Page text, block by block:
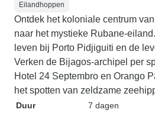
Eilandhoppen
Ontdek het koloniale centrum
naar het mystieke Rubane-
leven bij Porto Pidjiguiti en de
Verken de Bijagos-archipel per
Hotel 24 Septembro en Orango
het spotten van zeldzame
Duur
7 dagen